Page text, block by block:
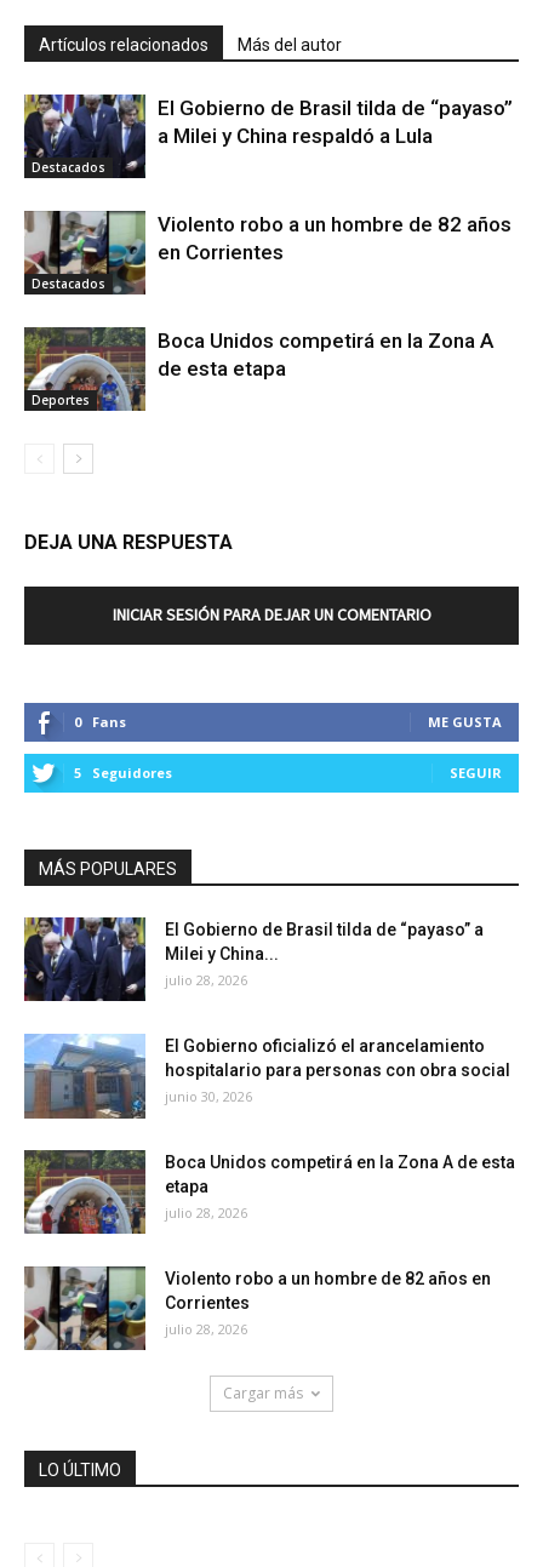
Artículos relacionados Más del autor
Destacados
El Gobierno de Brasil tilda de “payaso”
a Milei y China respaldó a Lula
Destacados
Violento robo a un hombre de 82 años
en Corrientes
Deportes
Boca Unidos competirá en la Zona A
de esta etapa
DEJA UNA RESPUESTA
INICIAR SESIÓN PARA DEJAR UN COMENTARIO
0 Fans ME GUSTA
5 Seguidores SEGUIR
MÁS POPULARES
El Gobierno de Brasil tilda de “payaso” a
Milei y China...
julio 28, 2026
El Gobierno oficializó el arancelamiento
hospitalario para personas con obra social
junio 30, 2026
Boca Unidos competirá en la Zona A de esta
etapa
julio 28, 2026
Violento robo a un hombre de 82 años en
Corrientes
julio 28, 2026
Cargar más
LO ÚLTIMO